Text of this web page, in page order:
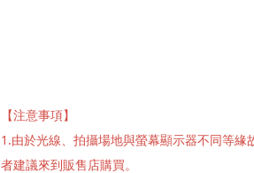
【注意事項】
1.由於光線、拍攝場地與螢幕顯示器不同等
者建議來到販售店購買。